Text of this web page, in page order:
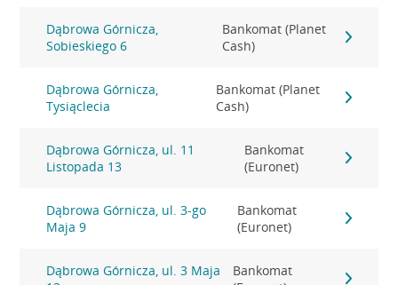
Dąbrowa Górnicza,
Sobieskiego 6
Bankomat (Planet
Cash)
Dąbrowa Górnicza,
Tysiąclecia
Bankomat (Planet
Cash)
Dąbrowa Górnicza, ul. 11
Listopada 13
Bankomat
(Euronet)
Dąbrowa Górnicza, ul. 3-go
Maja 9
Bankomat
(Euronet)
Dąbrowa Górnicza, ul. 3 Maja
Bankomat